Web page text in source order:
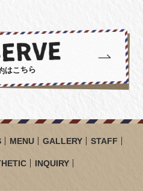
はこちら
MENU GALLERY STAFF
INQUIRY